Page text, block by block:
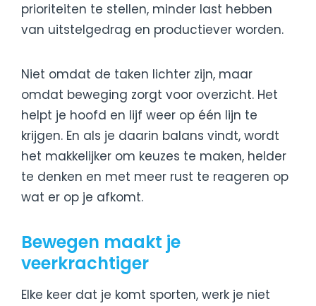
prioriteiten te stellen, minder last hebben
van uitstelgedrag en productiever worden.
Niet omdat de taken lichter zijn, maar
omdat beweging zorgt voor overzicht. Het
helpt je hoofd en lijf weer op één lijn te
krijgen. En als je daarin balans vindt, wordt
het makkelijker om keuzes te maken, helder
te denken en met meer rust te reageren op
wat er op je afkomt.
Bewegen maakt je
veerkrachtiger
Elke keer dat je komt sporten, werk je niet